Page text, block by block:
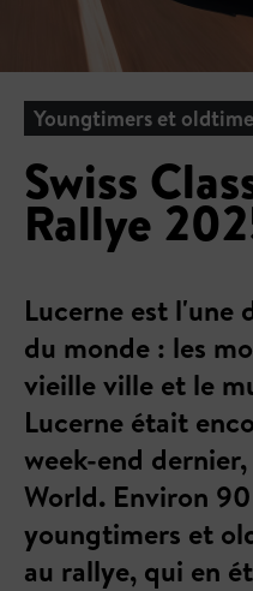
Youngtimers et
Swiss
Rallye
Lucerne est l'une
du monde : les
vieille ville et le
Lucerne était
week-end
World. Environ
youngtimers et
au rallye, qui en